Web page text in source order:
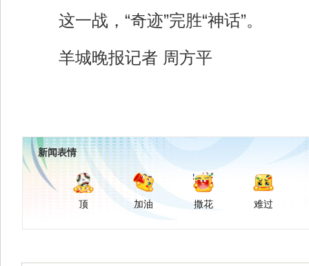
这一战，“奇迹”完胜“神话”。
羊城晚报记者 周方平
新闻表情
顶 加油 撒花 难过